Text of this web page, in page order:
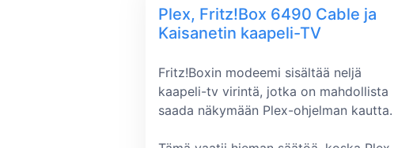
Plex, Fritz!Box 6490 Cable ja
Kaisanetin kaapeli-TV
Fritz!Boxin modeemi sisältää neljä
kaapeli-tv virintä, jotka on mahdollista
saada näkymään Plex-ohjelman kautta.